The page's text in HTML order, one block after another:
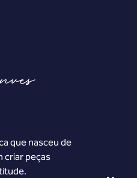
que nasceu de
criar peças